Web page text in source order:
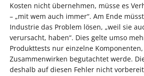
Kosten nicht übernehmen, müsse es
– „mit wem auch immer“. Am Ende
Industrie das Problem lösen, „weil sie
verursacht, haben“. Dies gelte umso
Produkttests nur einzelne
Zusammenwirken begutachtet werde.
deshalb auf diesen Fehler nicht